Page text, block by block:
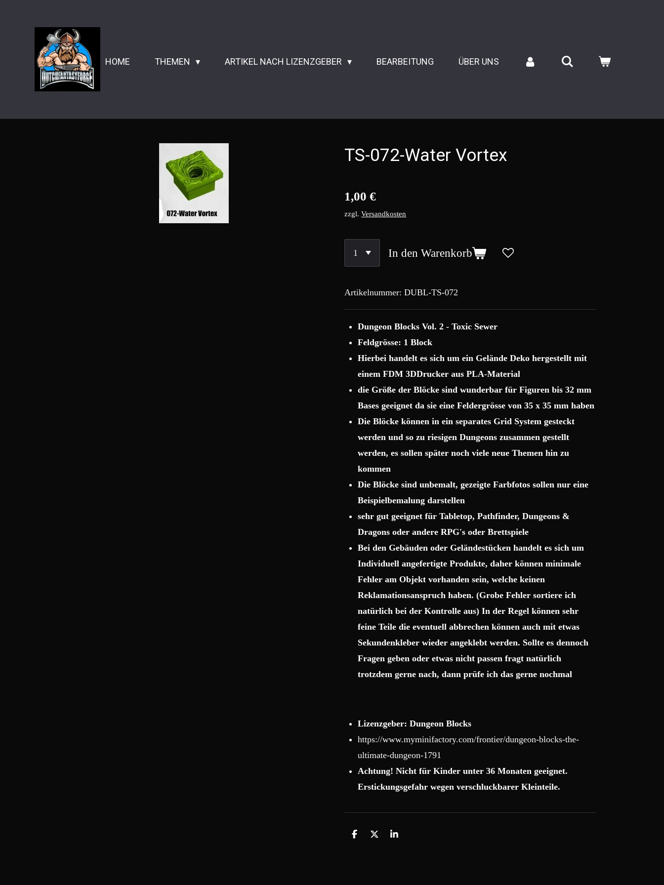
Hauptinhalt
HOME THEMEN ARTIKEL NACH LIZENZGEBER BEARBEITUNG ÜBER UNS
TS-072-Water Vortex
1,00 €
zzgl. Versandkosten
In den Warenkorb
Artikelnummer: DUBL-TS-072
Dungeon Blocks Vol. 2 - Toxic Sewer
Feldgrösse: 1 Block
Hierbei handelt es sich um ein Gelände Deko hergestellt mit
einem FDM 3DDrucker aus PLA-Material
die Größe der Blöcke sind wunderbar für Figuren bis 32 mm
Bases geeignet da sie eine Feldergrösse von 35 x 35 mm haben
Die Blöcke können in ein separates Grid System gesteckt
werden und so zu riesigen Dungeons zusammen gestellt
werden, es sollen später noch viele neue Themen hin zu
kommen
Die Blöcke sind unbemalt, gezeigte Farbfotos sollen nur eine
Beispielbemalung darstellen
sehr gut geeignet für Tabletop, Pathfinder, Dungeons &
Dragons oder andere RPG's oder Brettspiele
Bei den Gebäuden oder Geländestücken handelt es sich um
Individuell angefertigte Produkte, daher können minimale
Fehler am Objekt vorhanden sein, welche keinen
Reklamationsanspruch haben. (Grobe Fehler sortiere ich
natürlich bei der Kontrolle aus) In der Regel können sehr
feine Teile die eventuell abbrechen können auch mit etwas
Sekundenkleber wieder angeklebt werden. Sollte es dennoch
Fragen geben oder etwas nicht passen fragt natürlich
trotzdem gerne nach, dann prüfe ich das gerne nochmal
Lizenzgeber: Dungeon Blocks
https://www.myminifactory.com/frontier/dungeon-blocks-the-
ultimate-dungeon-1791
Achtung! Nicht für Kinder unter 36 Monaten geeignet.
Erstickungsgefahr wegen verschluckbarer Kleinteile.
T
T
T